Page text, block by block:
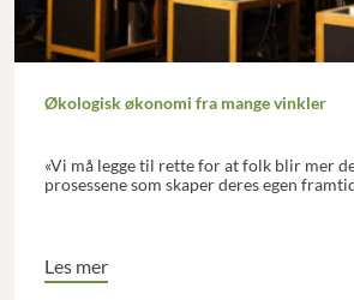
Økologisk økonomi fra mange vinkler
«Vi må legge til rette for at folk blir mer
prosessene som skaper deres egen
Les mer